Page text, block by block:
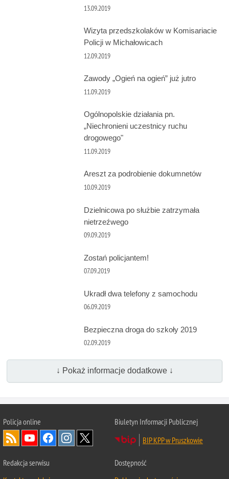
13.09.2019
Wizyta przedszkolaków w Komisariacie
Policji w Michałowicach
12.09.2019
Zawody „Ogień na ogień” już jutro
11.09.2019
Ogólnopolskie działania pn.
„Niechronieni uczestnicy ruchu
drogowego"
11.09.2019
Areszt za podrobienie dokumnetów
10.09.2019
Dzielnicowa po służbie zatrzymała
nietrzeźwego
09.09.2019
Zostań policjantem!
07.09.2019
Ukradł dwa telefony z samochodu
06.09.2019
Bezpieczna droga do szkoły 2019
02.09.2019
↓ Pokaż informacje dodatkowe ↓
Policja online
Biuletyn Informacji Publicznej
BIP KPP w Pruszkowie
Redakcja serwisu
Dostępność